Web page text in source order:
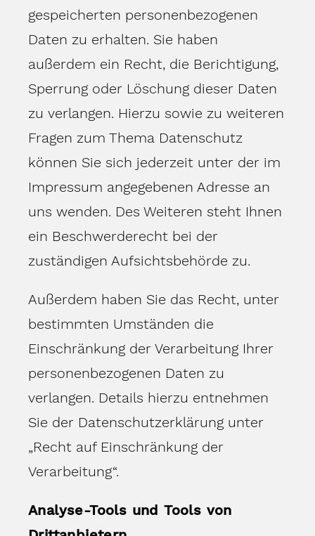
gespeicherten personenbezogenen
Daten zu erhalten. Sie haben
außerdem ein Recht, die Berichtigung,
Sperrung oder Löschung dieser Daten
zu verlangen. Hierzu sowie zu weiteren
Fragen zum Thema Datenschutz
können Sie sich jederzeit unter der im
Impressum angegebenen Adresse an
uns wenden. Des Weiteren steht Ihnen
ein Beschwerderecht bei der
zuständigen Aufsichtsbehörde zu.
Außerdem haben Sie das Recht, unter
bestimmten Umständen die
Einschränkung der Verarbeitung Ihrer
personenbezogenen Daten zu
verlangen. Details hierzu entnehmen
Sie der Datenschutzerklärung unter
„Recht auf Einschränkung der
Verarbeitung“.
Analyse-Tools und Tools von